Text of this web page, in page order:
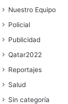
Nuestro Equipo
Policial
Publicidad
Qatar2022
Reportajes
Salud
Sin categoría